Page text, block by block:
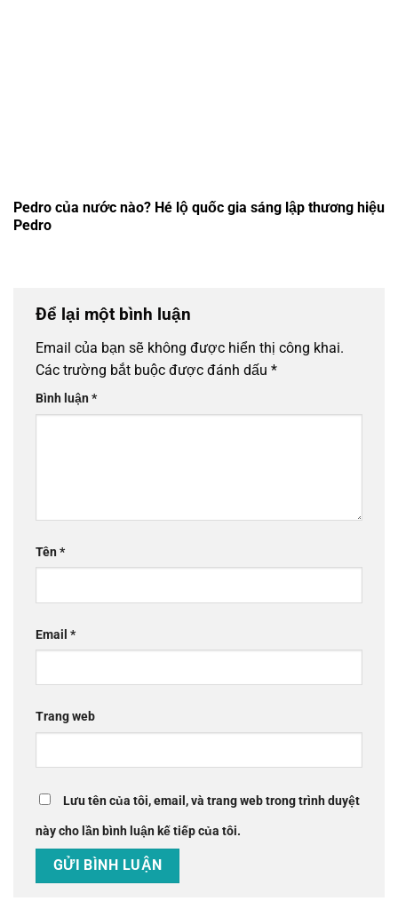
Pedro của nước nào? Hé lộ quốc gia sáng lập thương hiệu
Pedro
Để lại một bình luận
Email của bạn sẽ không được hiển thị công khai.
Các trường bắt buộc được đánh dấu *
Bình luận*
Tên*
Email *
Trang web
Lưu tên của tôi, email, và trang web trong trình duyệt
này cho lần bình luận kế tiếp của tôi.